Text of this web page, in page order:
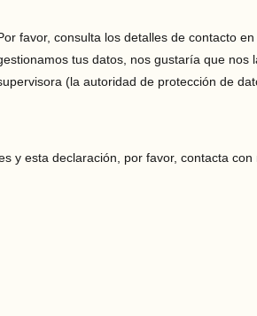
favor, consulta los detalles de contacto
tus datos, nos gustaría que nos
(la autoridad de protección de
y esta declaración, por favor, contacta